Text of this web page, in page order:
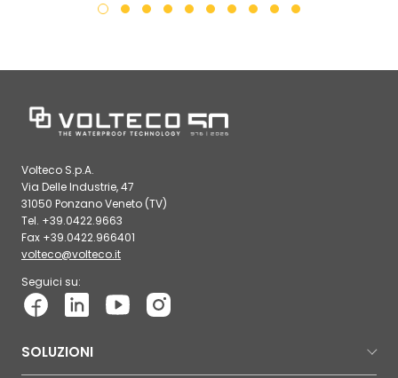
Volteco S.p.A.
Via Delle Industrie, 47
31050 Ponzano Veneto (TV)
Tel. +39.0422.9663
Fax +39.0422.966401
volteco@volteco.it
Seguici su:
SOLUZIONI